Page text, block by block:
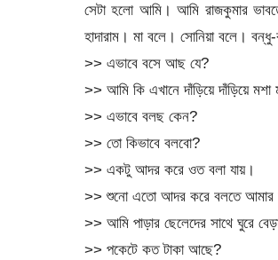
সেটা হলো আমি। আমি রাজকুমার
হাদারাম। মা বলে। সোনিয়া বলে।
>> এভাবে বসে আছ যে?
>> আমি কি এখানে দাঁড়িয়ে দাঁড়িয়ে
>> এভাবে বলছ কেন?
>> তো কিভাবে বলবো?
>> একটু আদর করে ওত বলা যায়।
>> শুনো এতো আদর করে বলতে আমার
>> আমি পাড়ার ছেলেদের সাথে ঘুরে
>> পকেটে কত টাকা আছে?